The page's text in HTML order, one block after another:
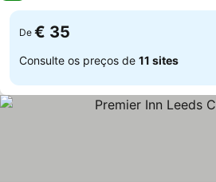
De € 35
Consulte os preços de 11 sites